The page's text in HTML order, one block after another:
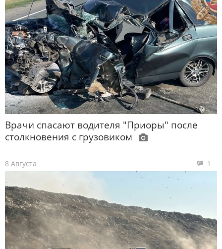
Врачи спасают водителя "Приоры" после
столкновения с грузовиком
8 Августа 1